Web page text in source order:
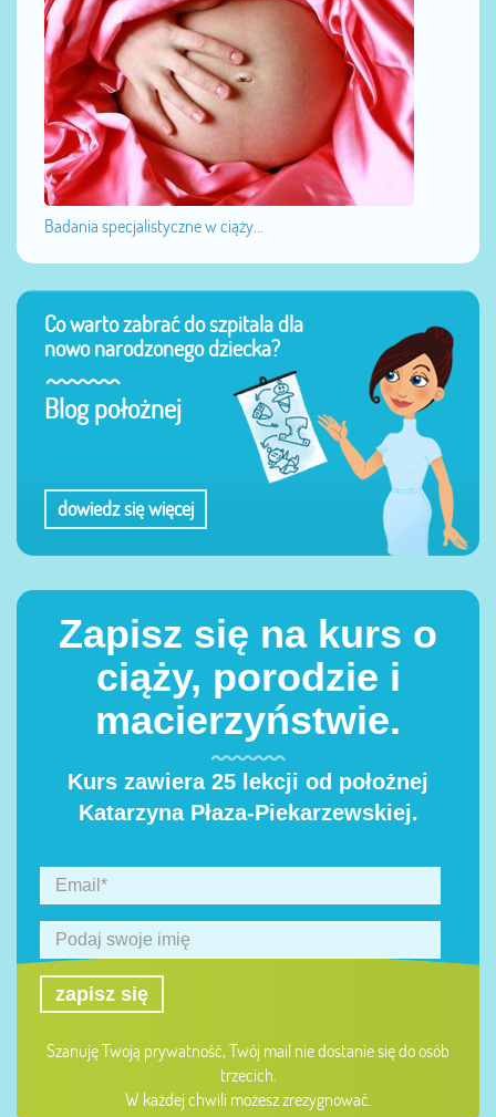
Badania specjalistyczne w ciąży...
Co warto zabrać do szpitala dla
nowo narodzonego dziecka?
Blog położnej
dowiedz się więcej
Zapisz się na kurs o
ciąży, porodzie i
macierzyństwie.
Kurs zawiera 25 lekcji od położnej
Katarzyna Płaza-Piekarzewskiej.
zapisz się
Szanuję Twoją prywatność, Twój mail nie dostanie się do osób
trzecich.
W każdej chwili możesz zrezygnować.